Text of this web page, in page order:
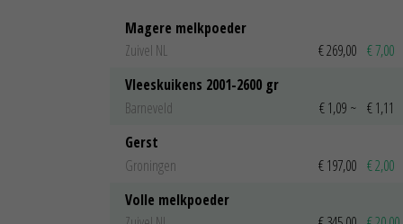
Magere melkpoeder
Zuivel NL
€ 269,00 € 7,00
Vleeskuikens 2001-2600 gr
Barneveld
€ 1,09 ~ € 1,11
Gerst
Groningen
€ 197,00 € 2,00
Volle melkpoeder